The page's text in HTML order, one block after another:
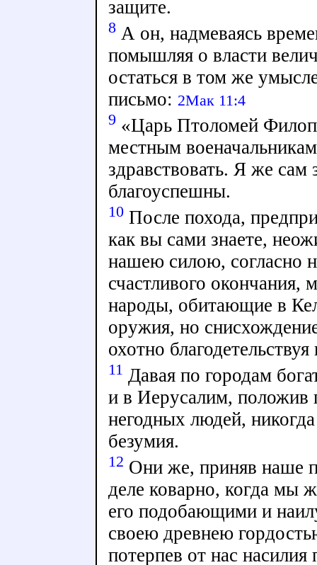
защите.
8А он, надмеваясь
помышляя о власти
остаться в том же
письмо: 2Мак 11:4
9 «Царь Птоломей
местным
здравствовать. Я же
благоуспешны.
10После похода,
как вы сами знаете,
нашею силою, согласно
счастливого окончания,
народы, обитающие в
оружия, но
охотно
11 Давая по городам
и в Иерусалим, положив
негодных людей,
безумия.
12 Они же, приняв наше
деле коварно, когда мы
его подобающими и
своею древнею
потерпев от нас